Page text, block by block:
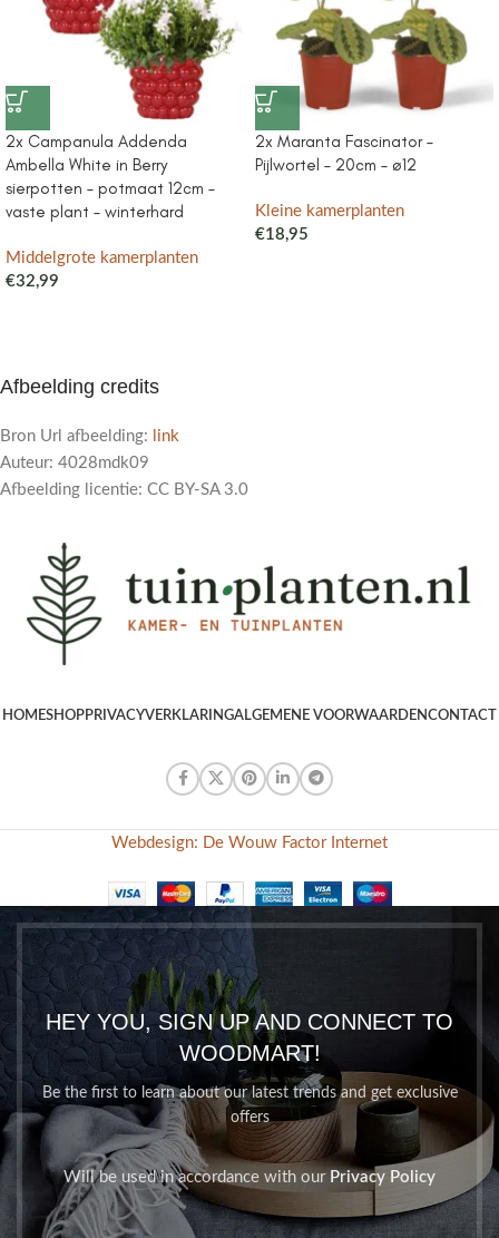
2x Campanula Addenda
Ambella White in Berry
sierpotten – potmaat 12cm –
vaste plant – winterhard
Middelgrote kamerplanten
€32,99
2x Maranta Fascinator –
Pijlwortel – 20cm – ø12
Kleine kamerplanten
€18,95
Afbeelding credits
Bron Url afbeelding:
link
Auteur: 4028mdk09
Afbeelding licentie: CC BY-SA 3.0
HOMESHOPPRIVACYVERKLARINGALGEMENE VOORWAARDENCONTACT
Webdesign: De Wouw Factor Internet
HEY YOU, SIGN UP AND CONNECT TO
WOODMART!
Be the first to learn about our latest trends and get exclusive
offers
Will be used in accordance with our Privacy Policy